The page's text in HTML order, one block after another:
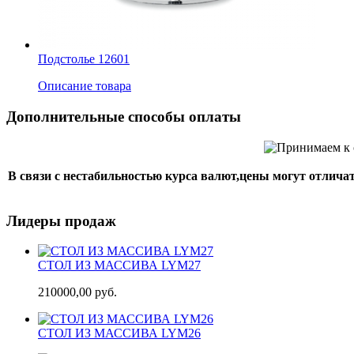
Подстолье 12601
Описание товара
Дополнительные способы оплаты
В связи с нестабильностью курса валют,цены могут
Лидеры продаж
СТОЛ ИЗ МАССИВА LYM27
210000,00 руб.
СТОЛ ИЗ МАССИВА LYM26